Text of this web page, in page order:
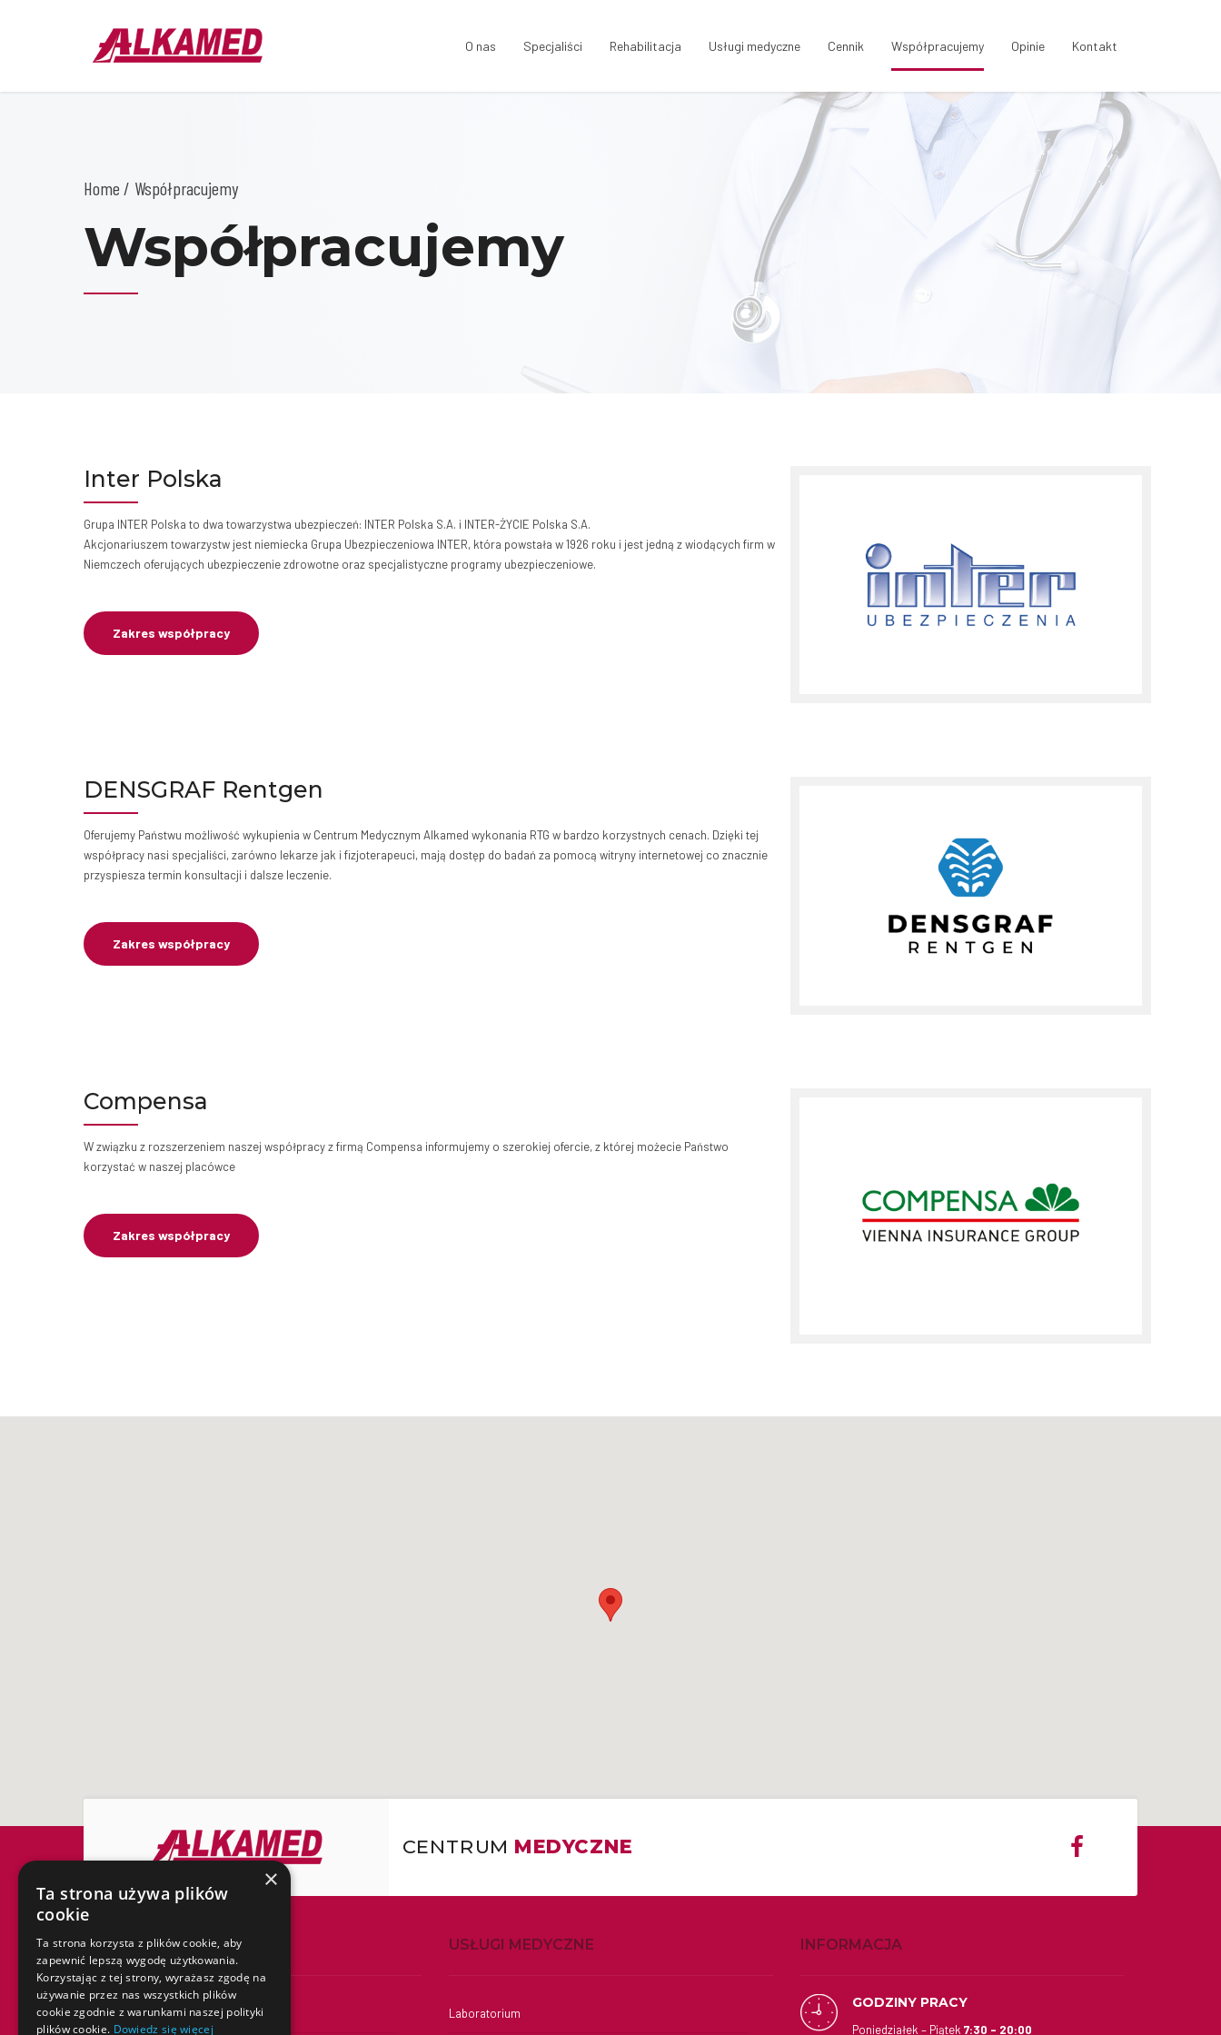
O nas Specjaliści Rehabilitacja Usługi medyczne Cennik Współpracujemy Opinie Kontakt
Home Współpracujemy
Współpracujemy
Inter Polska
Grupa INTER Polska to dwa towarzystwa ubezpieczeń: INTER Polska S.A. i INTER-ŻYCIE Polska S.A.
Akcjonariuszem towarzystw jest niemiecka Grupa Ubezpieczeniowa INTER, która powstała w 1926 roku i jest jedną z wiodących firm w
Niemczech oferujących ubezpieczenie zdrowotne oraz specjalistyczne programy ubezpieczeniowe.
Zakres współpracy
DENSGRAF Rentgen
Oferujemy Państwu możliwość wykupienia w Centrum Medycznym Alkamed wykonania RTG w bardzo korzystnych cenach. Dzięki tej
współpracy nasi specjaliści, zarówno lekarze jak i fizjoterapeuci, mają dostęp do badań za pomocą witryny internetowej co znacznie
przyspiesza termin konsultacji i dalsze leczenie.
Zakres współpracy
Compensa
W związku z rozszerzeniem naszej współpracy z firmą Compensa informujemy o szerokiej ofercie, z której możecie Państwo
korzystać w naszej placówce
Zakres współpracy
CENTRUM MEDYCZNE
REHABILITACJA
Wkładki ortopedyczne
USŁUGI MEDYCZNE
Laboratorium
INFORMACJA
GODZINY PRACY
Poniedziałek – Piątek 7:30 – 20:00
×
Ta strona używa plików
cookie
Ta strona korzysta z plików cookie, aby
zapewnić lepszą wygodę użytkowania.
Korzystając z tej strony, wyrażasz zgodę na
używanie przez nas wszystkich plików
cookie zgodnie z warunkami naszej polityki
plików cookie. Dowiedz się więcej